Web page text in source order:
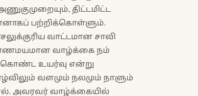
திட்டமிட்ட
பற்றிக்கொள்ளும்.
வாட்டமான சாவி
வாழ்க்கை நம்
கொண்ட உயர்வு என்று
வளமும் நலமும் நாளும்
அவரவர் வாழ்க்கையில்